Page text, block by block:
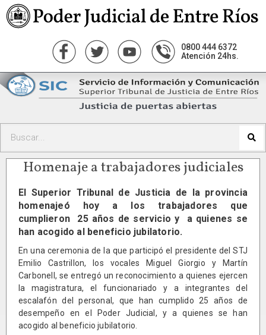
0800 444 6372
Atención 24hs.
Homenaje a trabajadores judiciales
El Superior Tribunal de Justicia de la provincia
homenajeó hoy a los trabajadores que
cumplieron 25 años de servicio y a quienes se
han acogido al beneficio jubilatorio.
En una ceremonia de la que participó el presidente del STJ
Emilio Castrillon, los vocales Miguel Giorgio y Martín
Carbonell, se entregó un reconocimiento a quienes ejercen
la magistratura, el funcionariado y a integrantes del
escalafón del personal, que han cumplido 25 años de
desempeño en el Poder Judicial, y a quienes se han
acogido al beneficio jubilatorio.